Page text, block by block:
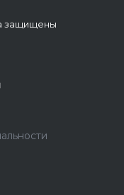
защищены